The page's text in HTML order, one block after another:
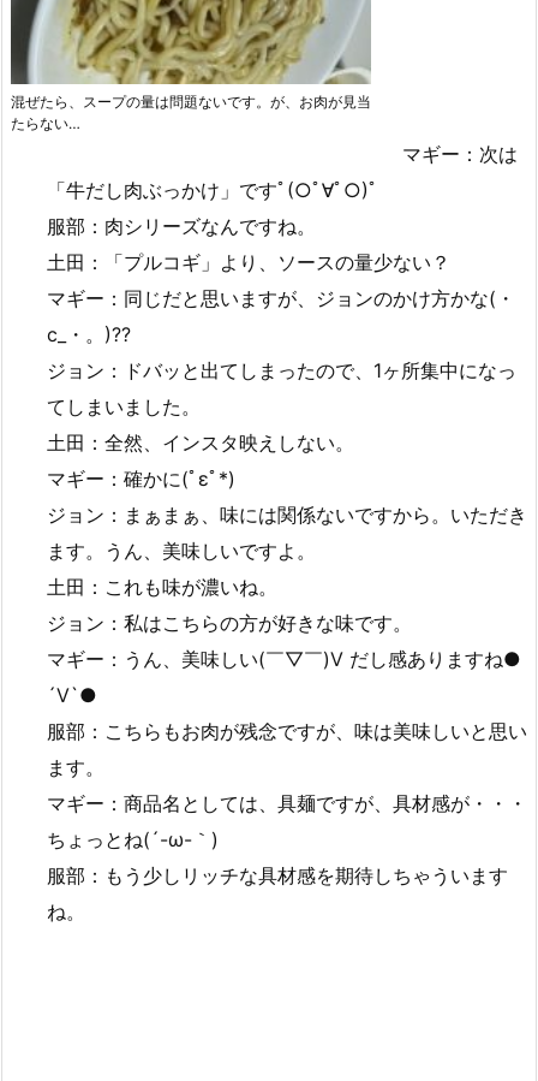
混ぜたら、スープの量は問題ないです。が、お肉が見当
たらない…
マギー：次は
「牛だし肉ぶっかけ」ですﾟ(○ﾟ∀ﾟ○)ﾟ
服部：肉シリーズなんですね。
土田：「プルコギ」より、ソースの量少ない？
マギー：同じだと思いますが、ジョンのかけ方かな(・
c_・。)??
ジョン：ドバッと出てしまったので、1ヶ所集中になっ
てしまいました。
土田：全然、インスタ映えしない。
マギー：確かに(ﾟεﾟ*)
ジョン：まぁまぁ、味には関係ないですから。いただき
ます。うん、美味しいですよ。
土田：これも味が濃いね。
ジョン：私はこちらの方が好きな味です。
マギー：うん、美味しい(￣▽￣)V だし感ありますね●
´Ⅴ`●
服部：こちらもお肉が残念ですが、味は美味しいと思い
ます。
マギー：商品名としては、具麺ですが、具材感が・・・
ちょっとね(´-ω-｀)
服部：もう少しリッチな具材感を期待しちゃういます
ね。